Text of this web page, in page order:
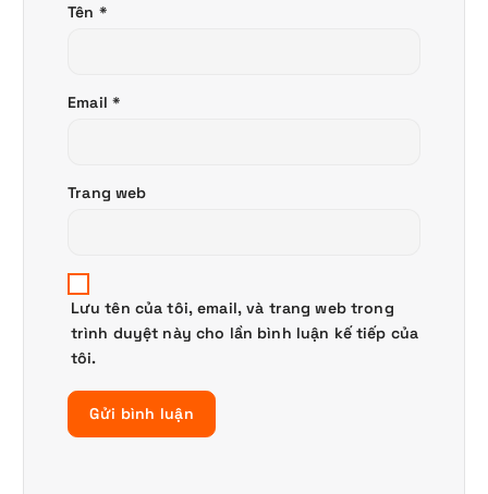
Tên *
Email *
Trang web
Lưu tên của tôi, email, và trang web trong
trình duyệt này cho lần bình luận kế tiếp của
tôi.